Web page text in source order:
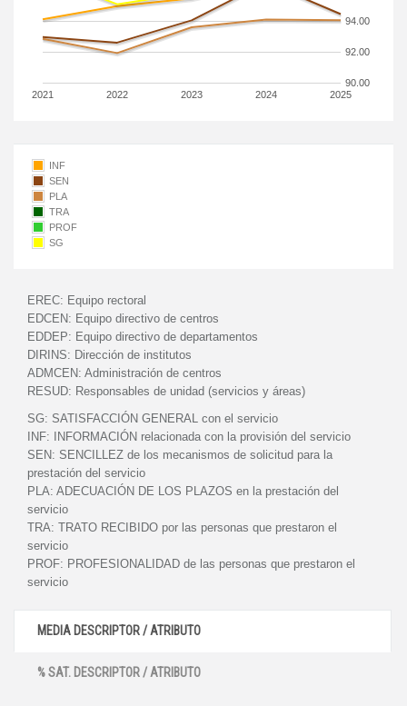
2021 2022 2023 2024 2025
90.00
92.00
94.00
INF
SEN
PLA
TRA
PROF
SG
EREC: Equipo rectoral
EDCEN: Equipo directivo de centros
EDDEP: Equipo directivo de departamentos
DIRINS: Dirección de institutos
ADMCEN: Administración de centros
RESUD: Responsables de unidad (servicios y áreas)
SG: SATISFACCIÓN GENERAL con el servicio
INF:
INFORMACIÓN relacionada con la provisión del servicio
SEN: SENCILLEZ de los mecanismos de solicitud para la
prestación del servicio
PLA: ADECUACIÓN DE LOS PLAZOS en la prestación del
servicio
TRA: TRATO RECIBIDO por las personas que prestaron el
servicio
PROF: PROFESIONALIDAD de las personas que prestaron el
servicio
MEDIA DESCRIPTOR / ATRIBUTO
% SAT. DESCRIPTOR / ATRIBUTO